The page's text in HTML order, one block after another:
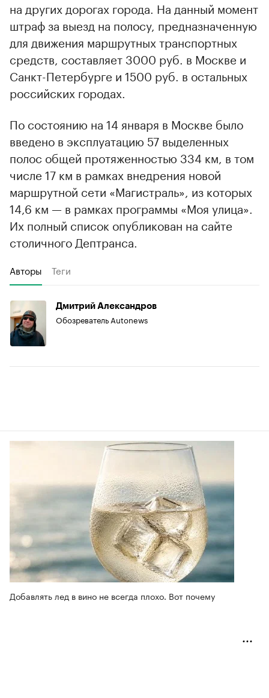
на других дорогах города. На данный момент
штраф за выезд на полосу, предназначенную
для движения маршрутных транспортных
средств, составляет 3000 руб. в Москве и
Санкт-Петербурге и 1500 руб. в остальных
российских городах.
По состоянию на 14 января в Москве было
введено в эксплуатацию 57 выделенных
полос общей протяженностью 334 км, в том
числе 17 км в рамках внедрения новой
маршрутной сети «Магистраль», из которых
14,6 км — в рамках программы «Моя улица».
Их полный список опубликован на сайте
столичного Дептранса.
Авторы Теги
Дмитрий Александров
Обозреватель Autonews
Добавлять лед в вино не всегда плохо. Вот почему